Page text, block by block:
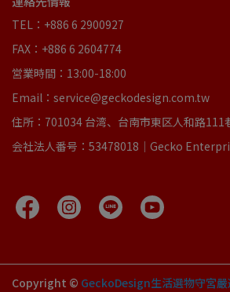
TEL：+886 6 2900927
FAX：+886 6 2604774
営業時間：13:00-18:00
Email：service@geckodesign.com.tw
住所：701034 台湾、台南市東区人和路111
会社法人番号：53478018｜Gecko
Copyright © GeckoDesign生活選物守宮